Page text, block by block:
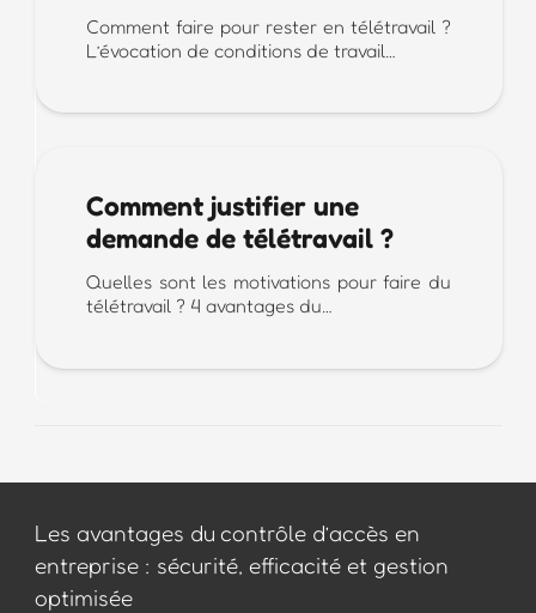
Comment faire pour rester en télétravail ?
L’évocation de conditions de travail…
Comment justifier une
demande de télétravail ?
Quelles sont les motivations pour faire du
télétravail ? 4 avantages du…
Les avantages du contrôle d’accès en
entreprise : sécurité, efficacité et gestion
optimisée